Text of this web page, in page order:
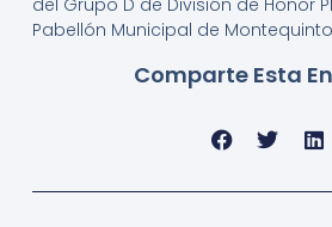
del Grupo D de División de Honor
Pabellón Municipal de
Comparte Esta